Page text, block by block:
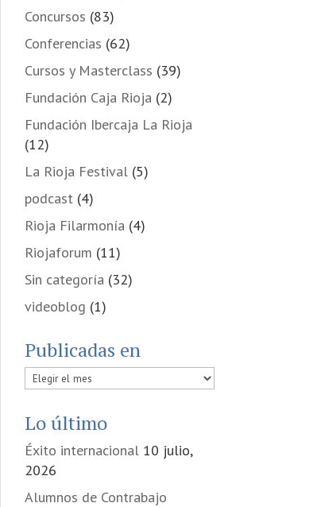
Concursos (83)
Conferencias (62)
Cursos y Masterclass (39)
Fundación Caja Rioja (2)
Fundación Ibercaja La Rioja
(12)
La Rioja Festival(5)
podcast(4)
Rioja Filarmonía (4)
Riojaforum (11)
Sin categoría (32)
videoblog (1)
Publicadas en
Publicadas
Lo último
Éxito internacional 10 julio,
2026
Alumnos de Contrabajo